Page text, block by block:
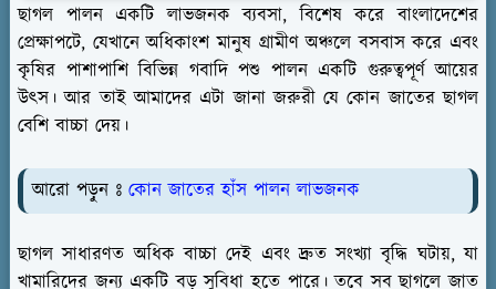
ছাগল পালন একটি লাভজনক ব্যবসা, বিশেষ করে বাংলাদেশের
প্রেক্ষাপটে, যেখানে অধিকাংশ মানুষ গ্রামীণ অঞ্চলে বসবাস করে এবং
কৃষির পাশাপাশি বিভিন্ন গবাদি পশু পালন একটি গুরুত্বপূর্ণ আয়ের
উৎস। আর তাই আমাদের এটা জানা জরুরী যে কোন জাতের ছাগল
বেশি বাচ্চা দেয়।
আরো পড়ুন ঃ কোন জাতের হাঁস পালন লাভজনক
ছাগল সাধারণত অধিক বাচ্চা দেই এবং দ্রুত সংখ্যা বৃদ্ধি ঘটায়, যা
খামারিদের জন্য একটি বড় সুবিধা হতে পারে। তবে সব ছাগলে জাত